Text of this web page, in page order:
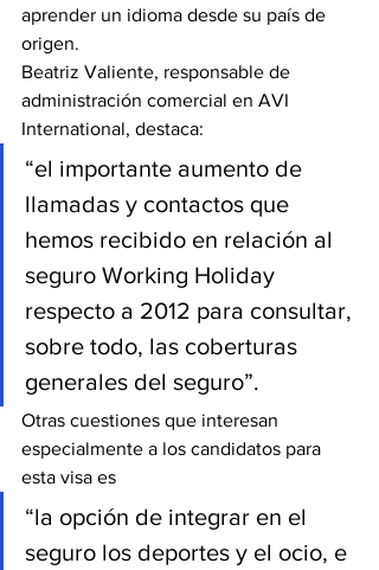
aprender un idioma desde su país de
origen.
Beatriz Valiente, responsable de
administración comercial en AVI
International, destaca:
“el importante aumento de
llamadas y contactos que
hemos recibido en relación al
seguro Working Holiday
respecto a 2012 para consultar,
sobre todo, las coberturas
generales del seguro”.
Otras cuestiones que interesan
especialmente a los candidatos para
esta visa es
“la opción de integrar en el
seguro los deportes y el ocio, e